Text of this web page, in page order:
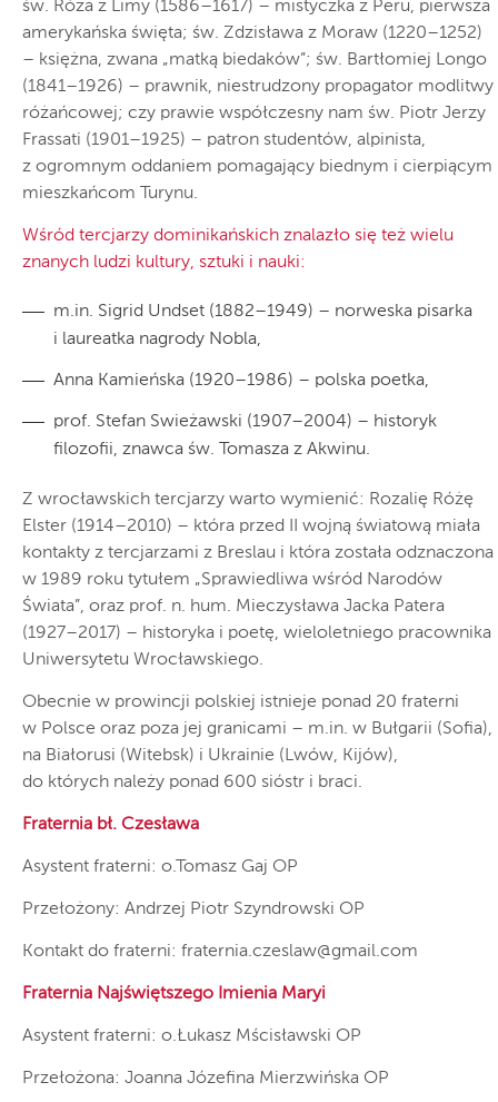
św. Róża z Limy (1586–1617) – mistyczka z Peru, pierwsza
amerykańska święta; św. Zdzisława z Moraw (1220–1252)
– księżna, zwana „matką biedaków”; św. Bartłomiej Longo
(1841–1926) – prawnik, niestrudzony propagator modlitwy
różańcowej; czy prawie współczesny nam św. Piotr Jerzy
Frassati (1901–1925) – patron studentów, alpinista,
z ogromnym oddaniem pomagający biednym i cierpiącym
mieszkańcom Turynu.
Wśród tercjarzy dominikańskich znalazło się też wielu
znanych ludzi kultury, sztuki i nauki:
m.in. Sigrid Undset (1882–1949) – norweska pisarka
i laureatka nagrody Nobla,
Anna Kamieńska (1920–1986) – polska poetka,
prof. Stefan Swieżawski (1907–2004) – historyk
filozofii, znawca św. Tomasza z Akwinu.
Z wrocławskich tercjarzy warto wymienić: Rozalię Różę
Elster (1914–2010) – która przed II wojną światową miała
kontakty z tercjarzami z Breslau i która została odznaczona
w 1989 roku tytułem „Sprawiedliwa wśród Narodów
Świata”, oraz prof. n. hum. Mieczysława Jacka Patera
(1927–2017) – historyka i poetę, wieloletniego pracownika
Uniwersytetu Wrocławskiego.
Obecnie w prowincji polskiej istnieje ponad 20 fraterni
w Polsce oraz poza jej granicami – m.in. w Bułgarii (Sofia),
na Białorusi (Witebsk) i Ukrainie (Lwów, Kijów),
do których należy ponad 600 sióstr i braci.
Fraternia bł. Czesława
Asystent fraterni: o.Tomasz Gaj OP
Przełożony: Andrzej Piotr Szyndrowski OP
Kontakt do fraterni: fraternia.czeslaw@gmail.com
Fraternia Najświętszego Imienia Maryi
Asystent fraterni: o.Łukasz Mścisławski OP
Przełożona: Joanna Józefina Mierzwińska OP